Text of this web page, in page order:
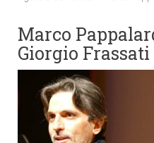
Marco
Giorgio Frassati